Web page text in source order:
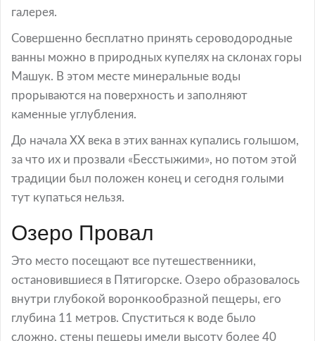
галерея.
Совершенно бесплатно принять сероводородные
ванны можно в природных купелях на склонах горы
Машук. В этом месте минеральные воды
прорываются на поверхность и заполняют
каменные углубления.
До начала XX века в этих ваннах купались голышом,
за что их и прозвали «Бесстыжими», но потом этой
традиции был положен конец и сегодня голыми
тут купаться нельзя.
Озеро Провал
Это место посещают все путешественники,
остановившиеся в Пятигорске. Озеро образовалось
внутри глубокой воронкообразной пещеры, его
глубина 11 метров. Спуститься к воде было
сложно, стены пещеры имели высоту более 40